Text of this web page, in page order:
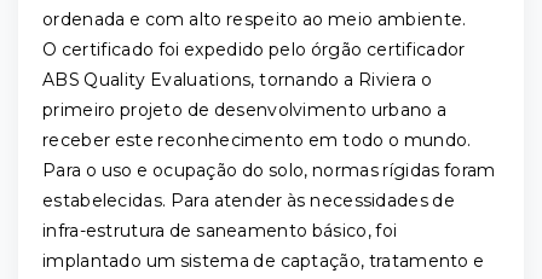
ordenada e com alto respeito ao meio ambiente.
O certificado foi expedido pelo órgão certificador
ABS Quality Evaluations, tornando a Riviera o
primeiro projeto de desenvolvimento urbano a
receber este reconhecimento em todo o mundo.
Para o uso e ocupação do solo, normas rígidas foram
estabelecidas. Para atender às necessidades de
infra-estrutura de saneamento básico, foi
implantado um sistema de captação, tratamento e